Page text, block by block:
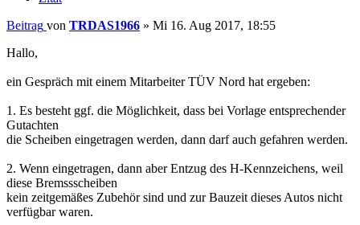
Beitrag von TRDAS1966 » Mi 16. Aug 2017, 18:55
Hallo,
ein Gespräch mit einem Mitarbeiter TÜV Nord hat ergeben:
1. Es besteht ggf. die Möglichkeit, dass bei Vorlage entsprechender
Gutachten
die Scheiben eingetragen werden, dann darf auch gefahren werden.
2. Wenn eingetragen, dann aber Entzug des H-Kennzeichens, weil
diese Bremssscheiben
kein zeitgemäßes Zubehör sind und zur Bauzeit dieses Autos nicht
verfügbar waren.